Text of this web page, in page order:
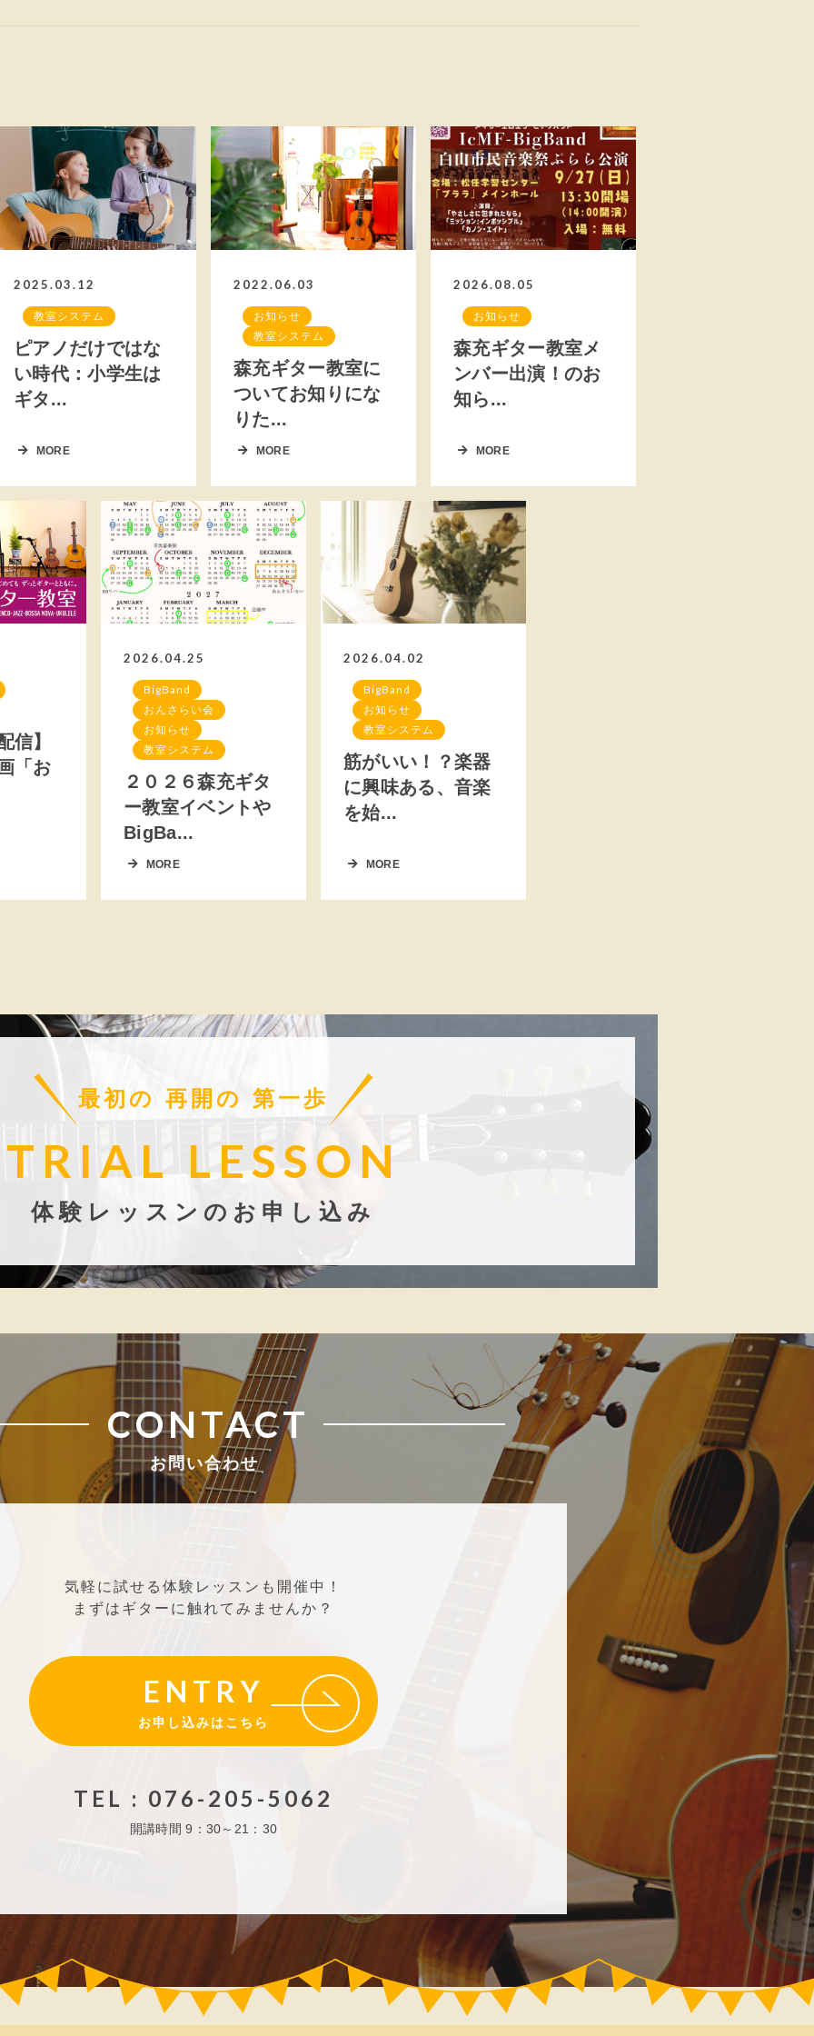
2025.03.12
教室システム
ピアノだけではな
い時代：小学生は
ギタ...
MORE
2022.06.03
お知らせ
教室システム
森充ギター教室に
ついてお知りにな
りた...
MORE
2026.08.05
お知らせ
森充ギター教室メ
ンバー出演！のお
知ら...
MORE
信】
「お
2026.04.25
BigBand
おんさらい会
お知らせ
教室システム
２０２６森充ギタ
ー教室イベントや
BigBa...
MORE
2026.04.02
BigBand
お知らせ
教室システム
筋がいい！？楽器
に興味ある、音楽
を始...
MORE
最初の 再開の 第一歩
TRIAL LESSON
体験レッスンのお申し込み
CONTACT
お問い合わせ
気軽に試せる体験レッスンも開催中！
まずはギターに触れてみませんか？
ENTRY
お申し込みはこちら
TEL : 076-205-5062
開講時間 9：30～21：30